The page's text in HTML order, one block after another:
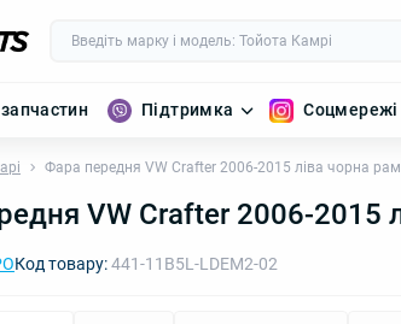
Підтримка Соцмережі
Фара передня VW Crafter 2006-2015 ліва чорна
VW Crafter 2006-2015
Код товару:441-11B5L-LDEM2-02